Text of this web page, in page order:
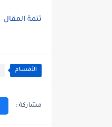
تتمة المقال
الأقسام